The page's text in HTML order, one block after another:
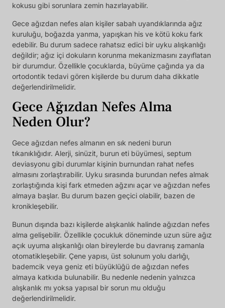
kokusu gibi sorunlara zemin hazırlayabilir.
Gece ağızdan nefes alan kişiler sabah uyandıklarında ağız
kuruluğu, boğazda yanma, yapışkan his ve kötü koku fark
edebilir. Bu durum sadece rahatsız edici bir uyku alışkanlığı
değildir; ağız içi dokuların korunma mekanizmasını zayıflatan
bir durumdur. Özellikle çocuklarda, büyüme çağında ya da
ortodontik tedavi gören kişilerde bu durum daha dikkatle
değerlendirilmelidir.
Gece Ağızdan Nefes Alma
Neden Olur?
Gece ağızdan nefes almanın en sık nedeni burun
tıkanıklığıdır. Alerji, sinüzit, burun eti büyümesi, septum
deviasyonu gibi durumlar kişinin burnundan rahat nefes
almasını zorlaştırabilir. Uyku sırasında burundan nefes almak
zorlaştığında kişi fark etmeden ağzını açar ve ağızdan nefes
almaya başlar. Bu durum bazen geçici olabilir, bazen de
kronikleşebilir.
Bunun dışında bazı kişilerde alışkanlık halinde ağızdan nefes
alma gelişebilir. Özellikle çocukluk döneminde uzun süre ağız
açık uyuma alışkanlığı olan bireylerde bu davranış zamanla
otomatikleşebilir. Çene yapısı, üst solunum yolu darlığı,
bademcik veya geniz eti büyüklüğü de ağızdan nefes
almaya katkıda bulunabilir. Bu nedenle nedenin yalnızca
alışkanlık mı yoksa yapısal bir sorun mu olduğu
değerlendirilmelidir.